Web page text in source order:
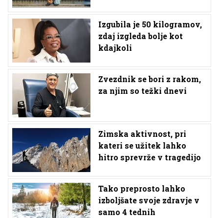
Izgubila je 50 kilogramov,
zdaj izgleda bolje kot
kdajkoli
Zvezdnik se bori z rakom,
za njim so težki dnevi
Zimska aktivnost, pri
kateri se užitek lahko
hitro sprevrže v tragedijo
Tako preprosto lahko
izboljšate svoje zdravje v
samo 4 tednih